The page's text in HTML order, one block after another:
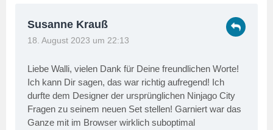
Susanne Krauß
18. August 2023 um 22:13
Liebe Walli, vielen Dank für Deine freundlichen Worte!
Ich kann Dir sagen, das war richtig aufregend! Ich
durfte dem Designer der ursprünglichen Ninjago City
Fragen zu seinem neuen Set stellen! Garniert war das
Ganze mit im Browser wirklich suboptimal